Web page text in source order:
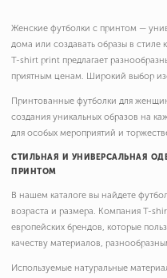
Женские футболки с принтом —
дома или создавать образы в стиле
T-shirt print предлагает
приятным ценам. Широкий выбор
Принтованные футболки для
создания уникальных образов на
для особых мероприятий и
СТИЛЬНАЯ И УНИВЕРСАЛЬНАЯ
ПРИНТОМ
В нашем каталоге вы найдете
возраста и размера. Компания T-
европейских брендов, которые
качеству материалов,
Используемые натуральные